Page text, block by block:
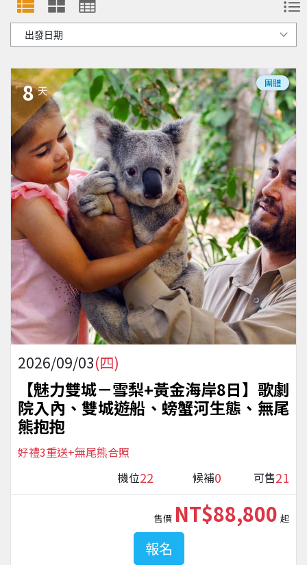
8 天
團體
2026/09/03(四)
【魅力雙城－雪梨+黃金海岸8日】歌劇
院入內、雙城遊船、螃蟹河生態、無尾
熊抱抱
好禮3重送+無尾熊合照
機位22 候補0 可售21
售價 NT$88,800 起
報名